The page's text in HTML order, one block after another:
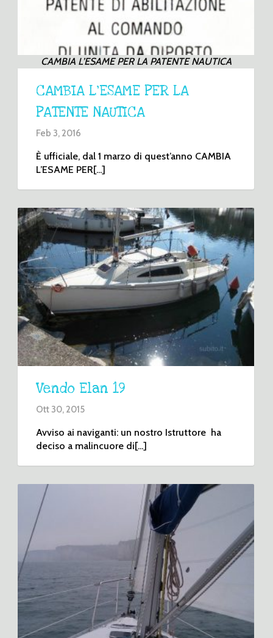
CAMBIA L’ESAME PER LA PATENTE NAUTICA
CAMBIA L’ESAME PER LA
PATENTE NAUTICA
Feb 3, 2016
È ufficiale, dal 1 marzo di quest’anno CAMBIA
L’ESAME PER[...]
Vendo Elan 19
Ott 30, 2015
Avviso ai naviganti: un nostro Istruttore ha
deciso a malincuore di[...]